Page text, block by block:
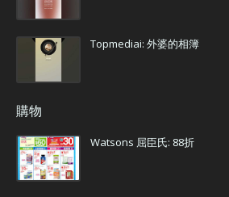
Topmediai: 外婆的相簿
購物
Watsons 屈臣氏: 88折